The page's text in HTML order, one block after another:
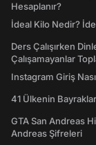
Hesaplanır?
İdeal Kilo Nedir?
Ders Çalışırken
Çalışamayanlar
Instagram Giriş
41 Ülkenin
GTA San Andreas
Andreas Şifreleri